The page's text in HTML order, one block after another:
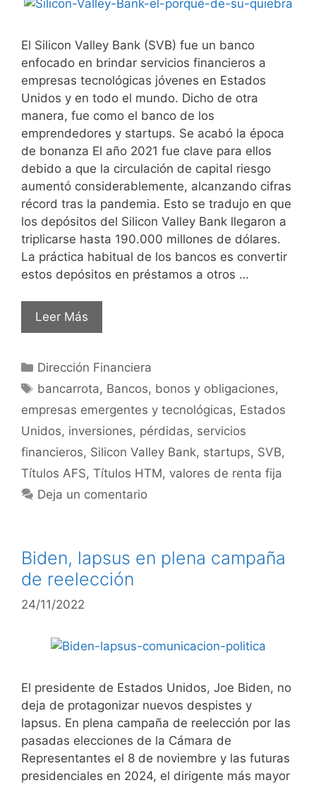
El Silicon Valley Bank (SVB) fue un banco
enfocado en brindar servicios financieros a
empresas tecnológicas jóvenes en Estados
Unidos y en todo el mundo. Dicho de otra
manera, fue como el banco de los
emprendedores y startups. Se acabó la época
de bonanza El año 2021 fue clave para ellos
debido a que la circulación de capital riesgo
aumentó considerablemente, alcanzando cifras
récord tras la pandemia. Esto se tradujo en que
los depósitos del Silicon Valley Bank llegaron a
triplicarse hasta 190.000 millones de dólares.
La práctica habitual de los bancos es convertir
estos depósitos en préstamos a otros …
Leer Más
Dirección Financiera
bancarrota, Bancos, bonos y obligaciones,
empresas emergentes y tecnológicas, Estados
Unidos, inversiones, pérdidas, servicios
financieros, Silicon Valley Bank, startups, SVB,
Títulos AFS, Títulos HTM, valores de renta fija
Deja un comentario
Biden, lapsus en plena campaña
de reelección
24/11/2022
El presidente de Estados Unidos, Joe Biden, no
deja de protagonizar nuevos despistes y
lapsus. En plena campaña de reelección por las
pasadas elecciones de la Cámara de
Representantes el 8 de noviembre y las futuras
presidenciales en 2024, el dirigente más mayor